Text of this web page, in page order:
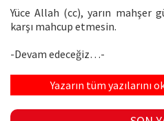
Yüce Allah (cc), yarın mahşer
karşı mahcup etmesin.
-Devam edeceğiz…-
Yazarın tüm yazılarını